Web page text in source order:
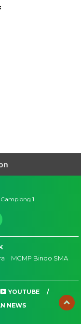
1
MGMP Bindo SMA
YOUTUBE
NEWS